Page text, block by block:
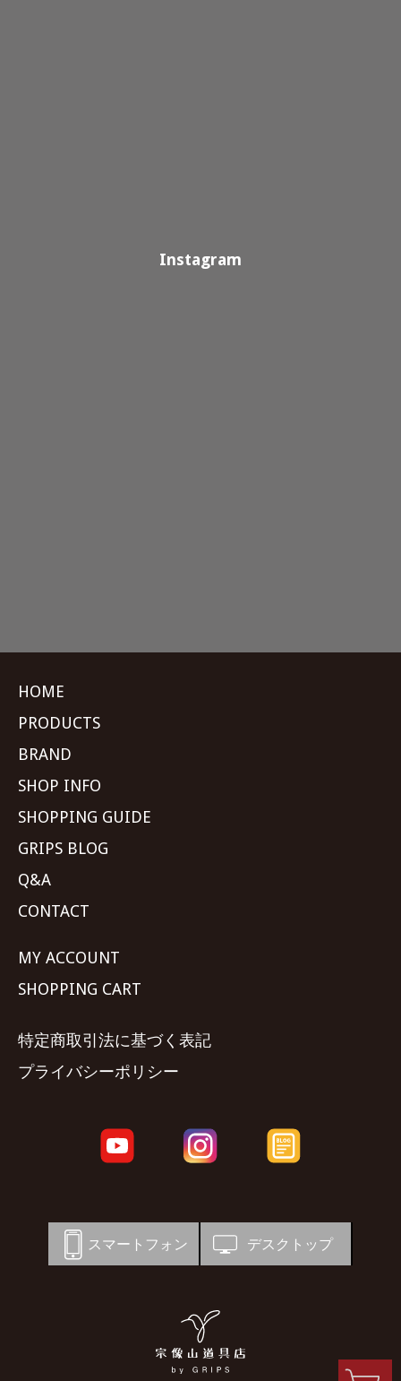
Instagram
HOME
PRODUCTS
BRAND
SHOP INFO
SHOPPING GUIDE
GRIPS BLOG
Q&A
CONTACT
MY ACCOUNT
SHOPPING CART
特定商取引法に基づく表記
プライバシーポリシー
スマートフォン デスクトップ